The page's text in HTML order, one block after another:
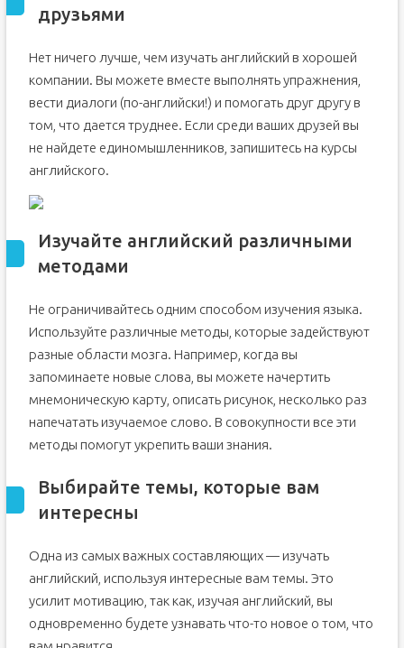
друзьями
Нет ничего лучше, чем изучать английский в хорошей
компании. Вы можете вместе выполнять упражнения,
вести диалоги (по-английски!) и помогать друг другу в
том, что дается труднее. Если среди ваших друзей вы
не найдете единомышленников, запишитесь на курсы
английского.
Изучайте английский различными
методами
Не ограничивайтесь одним способом изучения языка.
Используйте различные методы, которые задействуют
разные области мозга. Например, когда вы
запоминаете новые слова, вы можете начертить
мнемоническую карту, описать рисунок, несколько раз
напечатать изучаемое слово. В совокупности все эти
методы помогут укрепить ваши знания.
Выбирайте темы, которые вам
интересны
Одна из самых важных составляющих — изучать
английский, используя интересные вам темы. Это
усилит мотивацию, так как, изучая английский, вы
одновременно будете узнавать что-то новое о том, что